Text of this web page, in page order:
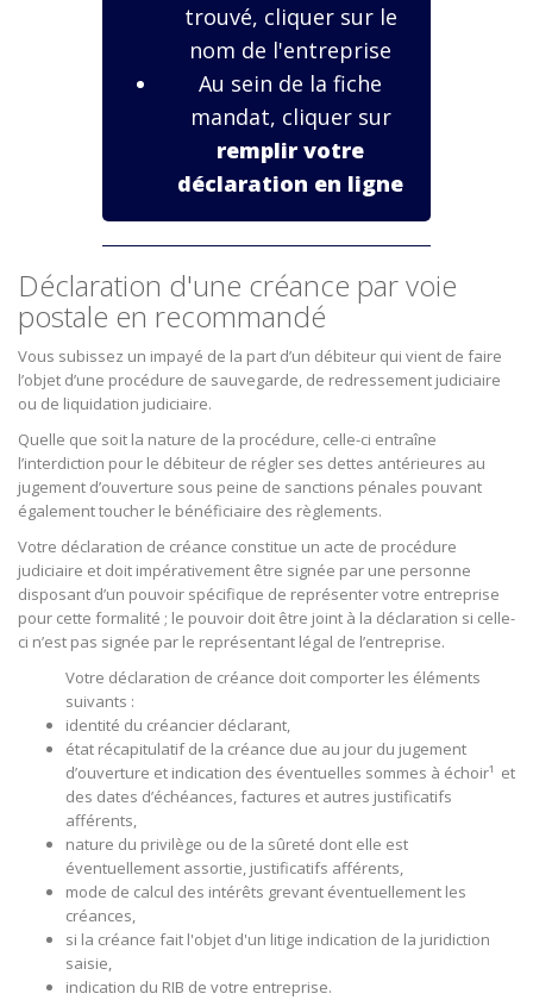
trouvé, cliquer sur le
nom de l'entreprise
Au sein de la fiche
mandat, cliquer sur
remplir votre
déclaration en ligne
Déclaration d'une créance par voie
postale en recommandé
Vous subissez un impayé de la part d’un débiteur qui vient de faire
l’objet d’une procédure de sauvegarde, de redressement judiciaire
ou de liquidation judiciaire.
Quelle que soit la nature de la procédure, celle-ci entraîne
l’interdiction pour le débiteur de régler ses dettes antérieures au
jugement d’ouverture sous peine de sanctions pénales pouvant
également toucher le bénéficiaire des règlements.
Votre déclaration de créance constitue un acte de procédure
judiciaire et doit impérativement être signée par une personne
disposant d’un pouvoir spécifique de représenter votre entreprise
pour cette formalité ; le pouvoir doit être joint à la déclaration si celle-
ci n’est pas signée par le représentant légal de l’entreprise.
Votre déclaration de créance doit comporter les éléments
suivants :
identité du créancier déclarant,
état récapitulatif de la créance due au jour du jugement
d’ouverture et indication des éventuelles sommes à échoir¹ et
des dates d’échéances, factures et autres justificatifs
afférents,
nature du privilège ou de la sûreté dont elle est
éventuellement assortie, justificatifs afférents,
mode de calcul des intérêts grevant éventuellement les
créances,
si la créance fait l'objet d'un litige indication de la juridiction
saisie,
indication du RIB de votre entreprise.